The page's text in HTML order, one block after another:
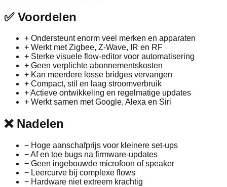
✅Voordelen
+ Ondersteunt enorm veel merken en apparaten
+ Werkt met Zigbee, Z‑Wave, IR en RF
+ Sterke visuele flow‑editor voor automatisering
+ Geen verplichte abonnementskosten
+ Kan meerdere losse bridges vervangen
+ Compact, stil en laag stroomverbruik
+Actieve ontwikkeling en regelmatige updates
+ Werkt samen met Google, Alexa en Siri
❌Nadelen
− Hoge aanschafprijs voor kleinere set‑ups
−Af en toe bugs na firmware‑updates
− Geen ingebouwde microfoon of speaker
− Leercurve bij complexe flows
− Hardware niet extreem krachtig